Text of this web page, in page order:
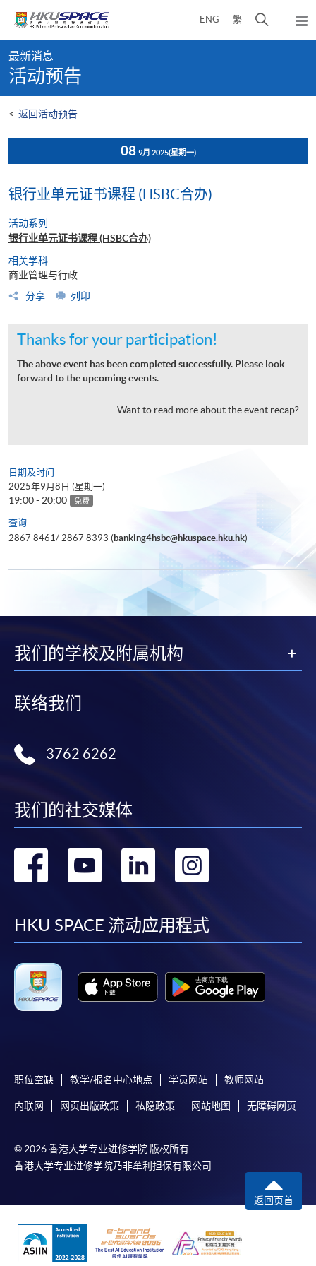
content
ENG 繁
开
弹
出
content
start
最新消息
活动预告
< 返回活动预告
08 9月 2025(星期一)
银行业单元证书课程 (HSBC合办)
活动系列
银行业单元证书课程 (HSBC合办)
相关学科
商业管理与行政
分享
列印
Thanks for your participation!
The above event has been completed successfully. Please look
forward to the upcoming events.
Want to read more about the event recap?
日期及时间
2025年9月8日 (星期一)
19:00 - 20:00 免费
查询
2867 8461/ 2867 8393 (banking4hsbc@hkuspace.hku.hk)
我们的学校及附属机构
联络我们
3762 6262
我们的社交媒体
转
facebook
转
youtube
转
linkedin
转
HKU SPACE 流动应用程式
职位空缺 教学/报名中心地点 学员网站 教师网站
内联网 网页出版政策 私隐政策 网站地图 无障碍网页
© 2026 香港大学专业进修学院 版权所有
香港大学专业进修学院乃非牟利担保有限公司
返回页首